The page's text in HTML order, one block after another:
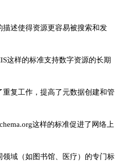
描述使得资源更容易被搜索和发
这样的标准支持数字资源的长期
重复工作，提高了元数据创建和管
这样的标准促进了网络上
领域（如图书馆、医疗）的专门标